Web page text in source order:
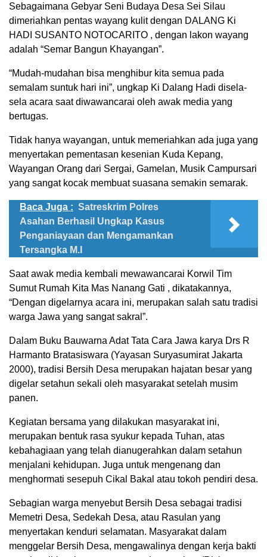
Sebagaimana Gebyar Seni Budaya Desa Sei Silau
dimeriahkan pentas wayang kulit dengan DALANG Ki
HADI SUSANTO NOTOCARITO , dengan lakon wayang
adalah “Semar Bangun Khayangan”.
“Mudah-mudahan bisa menghibur kita semua pada
semalam suntuk hari ini”, ungkap Ki Dalang Hadi disela-
sela acara saat diwawancarai oleh awak media yang
bertugas.
Tidak hanya wayangan, untuk memeriahkan ada juga yang
menyertakan pementasan kesenian Kuda Kepang,
Wayangan Orang dari Sergai, Gamelan, Musik Campursari
yang sangat kocak membuat suasana semakin semarak.
Baca Juga : Satreskrim Polres
Asahan Berhasil Ungkap Kasus
Penganiayaan dan Mengamankan
Tersangka M.I
Saat awak media kembali mewawancarai Korwil Tim
Sumut Rumah Kita Mas Nanang Gati , dikatakannya,
“Dengan digelarnya acara ini, merupakan salah satu tradisi
warga Jawa yang sangat sakral”.
Dalam Buku Bauwarna Adat Tata Cara Jawa karya Drs R
Harmanto Bratasiswara (Yayasan Suryasumirat Jakarta
2000), tradisi Bersih Desa merupakan hajatan besar yang
digelar setahun sekali oleh masyarakat setelah musim
panen.
Kegiatan bersama yang dilakukan masyarakat ini,
merupakan bentuk rasa syukur kepada Tuhan, atas
kebahagiaan yang telah dianugerahkan dalam setahun
menjalani kehidupan. Juga untuk mengenang dan
menghormati sesepuh Cikal Bakal atau tokoh pendiri desa.
Sebagian warga menyebut Bersih Desa sebagai tradisi
Memetri Desa, Sedekah Desa, atau Rasulan yang
menyertakan kenduri selamatan. Masyarakat dalam
menggelar Bersih Desa, mengawalinya dengan kerja bakti